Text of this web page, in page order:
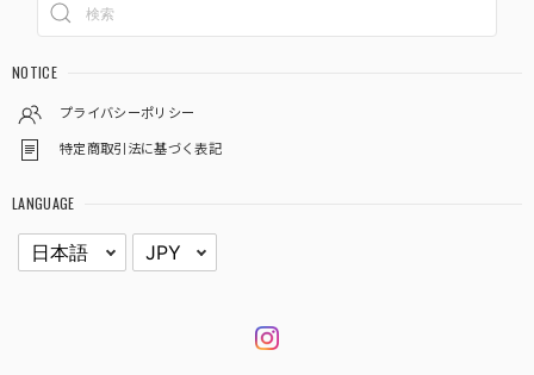
NOTICE
プライバシーポリシー
特定商取引法に基づく表記
LANGUAGE